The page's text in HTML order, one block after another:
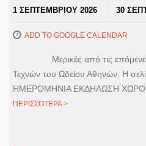
1 ΣΕΠΤΕΜΒΡΙΟΥ 2026 30
ADD TO GOOGLE CALENDAR
Μερικές από τις επόμενες
Τεχνών του Ωδείου Αθηνών. Η
ΗΜΕΡΟΜΗΝΙΑ ΕΚΔΗΛΩΣΗ
ΠΕΡΙΣΣΟΤΕΡΑ >